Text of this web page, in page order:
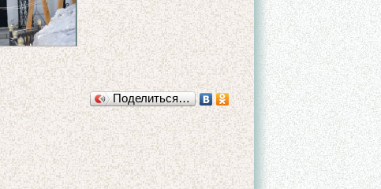
Поделиться…